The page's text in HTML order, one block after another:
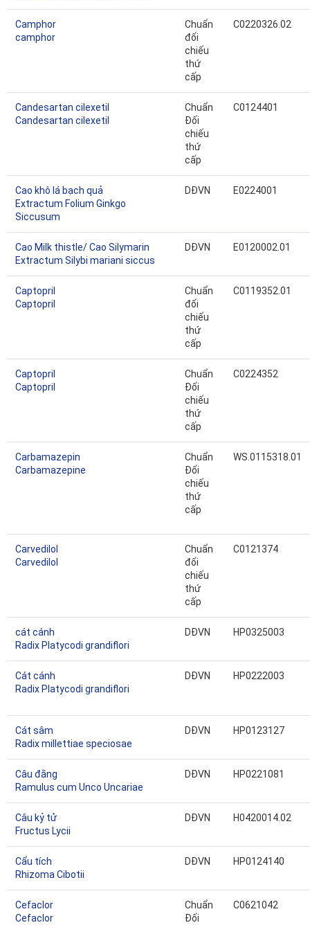
Camphor
camphor
Chuẩn
đối
chiếu
thứ
cấp
C0220326.02
Candesartan cilexetil
Candesartan cilexetil
Chuẩn
Đối
chiếu
thứ
cấp
C0124401
Cao khô lá bạch quả
Extractum Folium Ginkgo
Siccusum
DĐVN E0224001
Cao Milk thistle/ Cao Silymarin
Extractum Silybi mariani siccus
DĐVN E0120002.01
Captopril
Captopril
Chuẩn
đối
chiếu
thứ
cấp
C0119352.01
Captopril
Captopril
Chuẩn
Đối
chiếu
thứ
cấp
C0224352
Carbamazepin
Carbamazepine
Chuẩn
Đối
chiếu
thứ
cấp
WS.0115318.01
Carvedilol
Carvedilol
Chuẩn
đối
chiếu
thứ
cấp
C0121374
cát cánh
Radix Platycodi grandiflori
DĐVN HP0325003
Cát cánh
Radix Platycodi grandiflori
DĐVN HP0222003
Cát sâm
Radix millettiae speciosae
DĐVN HP0123127
Câu đằng
Ramulus cum Unco Uncariae
DĐVN HP0221081
Câu kỷ tử
Fructus Lycii
DĐVN H0420014.02
Cẩu tích
Rhizoma Cibotii
DĐVN HP0124140
Cefaclor
Cefaclor
Chuẩn
Đối
C0621042